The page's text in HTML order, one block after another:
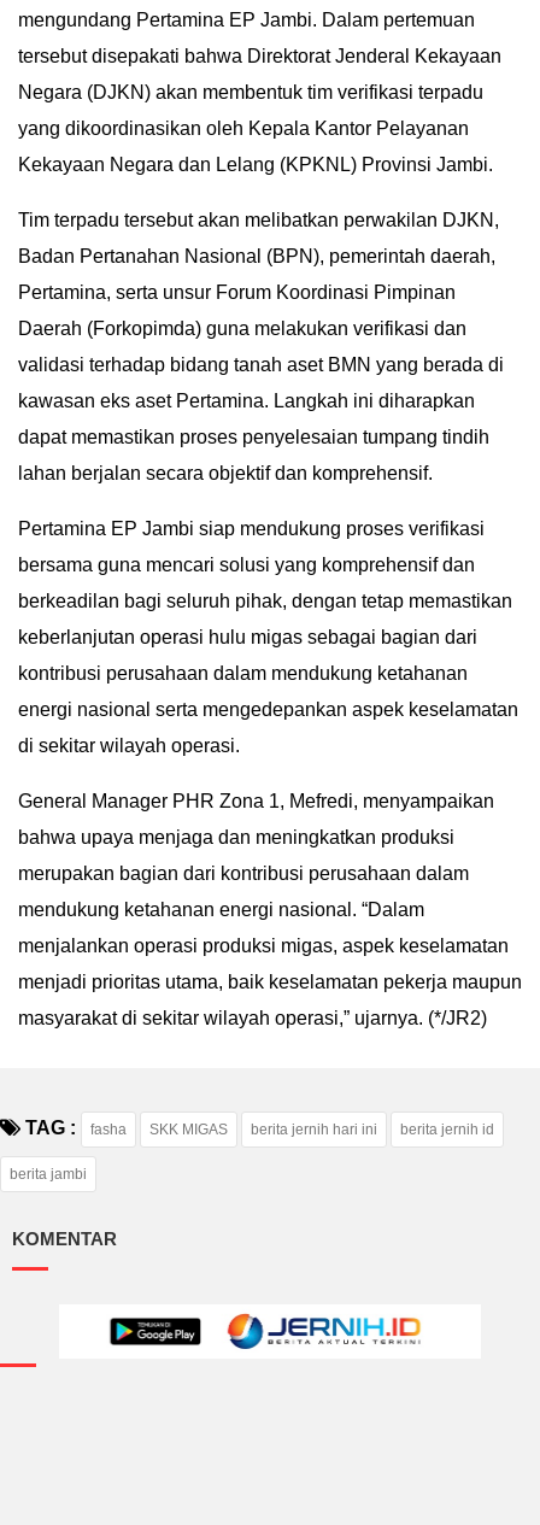
mengundang Pertamina EP Jambi. Dalam pertemuan
tersebut disepakati bahwa Direktorat Jenderal Kekayaan
Negara (DJKN) akan membentuk tim verifikasi terpadu
yang dikoordinasikan oleh Kepala Kantor Pelayanan
Kekayaan Negara dan Lelang (KPKNL) Provinsi Jambi.
Tim terpadu tersebut akan melibatkan perwakilan DJKN,
Badan Pertanahan Nasional (BPN), pemerintah daerah,
Pertamina, serta unsur Forum Koordinasi Pimpinan
Daerah (Forkopimda) guna melakukan verifikasi dan
validasi terhadap bidang tanah aset BMN yang berada di
kawasan eks aset Pertamina. Langkah ini diharapkan
dapat memastikan proses penyelesaian tumpang tindih
lahan berjalan secara objektif dan komprehensif.
Pertamina EP Jambi siap mendukung proses verifikasi
bersama guna mencari solusi yang komprehensif dan
berkeadilan bagi seluruh pihak, dengan tetap memastikan
keberlanjutan operasi hulu migas sebagai bagian dari
kontribusi perusahaan dalam mendukung ketahanan
energi nasional serta mengedepankan aspek keselamatan
di sekitar wilayah operasi.
General Manager PHR Zona 1, Mefredi, menyampaikan
bahwa upaya menjaga dan meningkatkan produksi
merupakan bagian dari kontribusi perusahaan dalam
mendukung ketahanan energi nasional. “Dalam
menjalankan operasi produksi migas, aspek keselamatan
menjadi prioritas utama, baik keselamatan pekerja maupun
masyarakat di sekitar wilayah operasi,” ujarnya. (*/JR2)
TAG : fasha SKK MIGAS berita jernih hari ini berita jernih id
berita jambi
KOMENTAR